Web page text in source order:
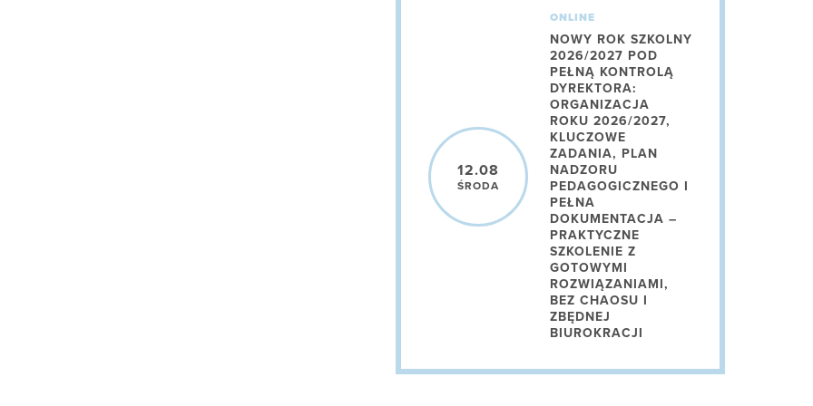
12.08
ŚRODA
ONLINE
NOWY ROK SZKOLNY
2026/2027 POD
PEŁNĄ KONTROLĄ
DYREKTORA:
ORGANIZACJA
ROKU 2026/2027,
KLUCZOWE
ZADANIA, PLAN
NADZORU
PEDAGOGICZNEGO I
PEŁNA
DOKUMENTACJA –
PRAKTYCZNE
SZKOLENIE Z
GOTOWYMI
ROZWIĄZANIAMI,
BEZ CHAOSU I
ZBĘDNEJ
BIUROKRACJI